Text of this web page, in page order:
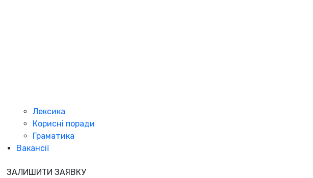
Лексика
Корисні поради
Граматика
Вакансії
ЗАЛИШИТИ ЗАЯВКУ